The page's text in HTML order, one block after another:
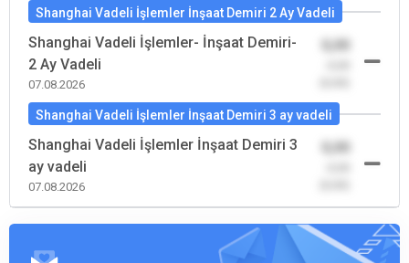
Shanghai Vadeli İşlemler İnşaat Demiri 2 Ay Vadeli
Shanghai Vadeli İşlemler- İnşaat Demiri-
2 Ay Vadeli
07.08.2026
0,00
Shanghai Vadeli İşlemler İnşaat Demiri 3 ay vadeli
Shanghai Vadeli İşlemler İnşaat Demiri 3
ay vadeli
07.08.2026
0,00